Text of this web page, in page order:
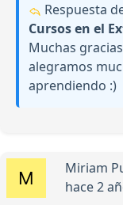
Respuesta
Cursos en el
Muchas
alegramos
aprendiendo :)
Miriam
hace 2